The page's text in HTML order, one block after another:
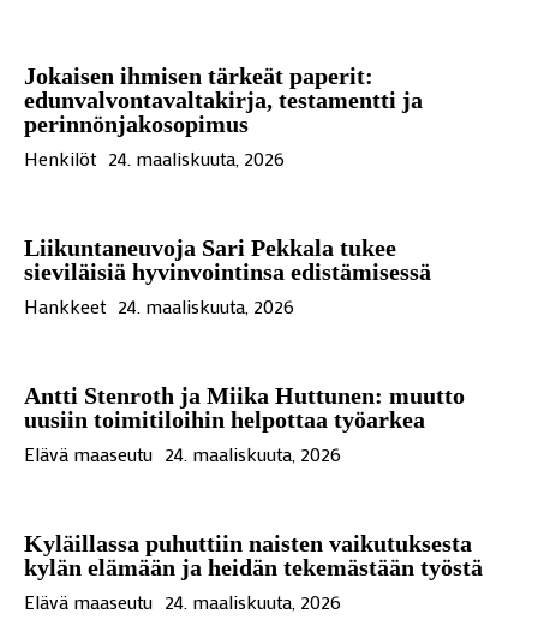
Jokaisen ihmisen tärkeät paperit:
edunvalvontavaltakirja, testamentti ja
perinnönjakosopimus
Henkilöt 24. maaliskuuta, 2026
Liikuntaneuvoja Sari Pekkala tukee
sieviläisiä hyvinvointinsa edistämisessä
Hankkeet 24. maaliskuuta, 2026
Antti Stenroth ja Miika Huttunen: muutto
uusiin toimitiloihin helpottaa työarkea
Elävä maaseutu 24. maaliskuuta, 2026
Kyläillassa puhuttiin naisten vaikutuksesta
kylän elämään ja heidän tekemästään työstä
Elävä maaseutu 24. maaliskuuta, 2026